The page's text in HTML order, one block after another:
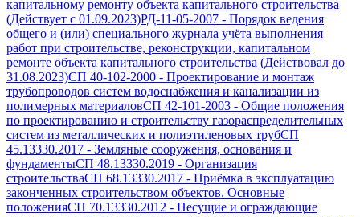
капитальному ремонту объекта капитального строительства
(Действует с 01.09.2023)РД-11-05-2007 - Порядок ведения
общего и (или) специального журнала учёта выполнения
работ при строительстве, реконструкции, капитальном
ремонте объекта капитального строительства (Действовал до
31.08.2023)СП 40-102-2000 - Проектирование и монтаж
трубопроводов систем водоснабжения и канализации из
полимерных материаловСП 42-101-2003 - Общие положения
по проектированию и строительству газораспределительных
систем из металлических и полиэтиленовых трубСП
45.13330.2017 - Земляные сооружения, основания и
фундаментыСП 48.13330.2019 - Организация
строительстваСП 68.13330.2017 - Приёмка в эксплуатацию
законченных строительством объектов. Основные
положенияСП 70.13330.2012 - Несущие и ограждающие